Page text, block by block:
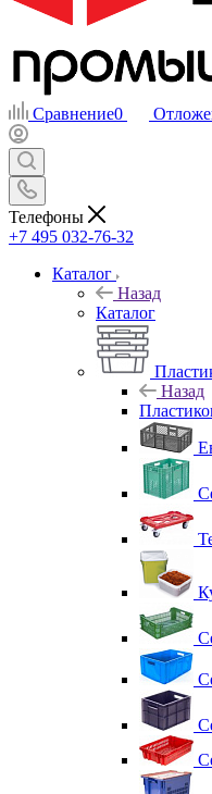
Сравнение0
Телефоны
+7 495 032-76-32
Каталог
Назад
Каталог
Назад